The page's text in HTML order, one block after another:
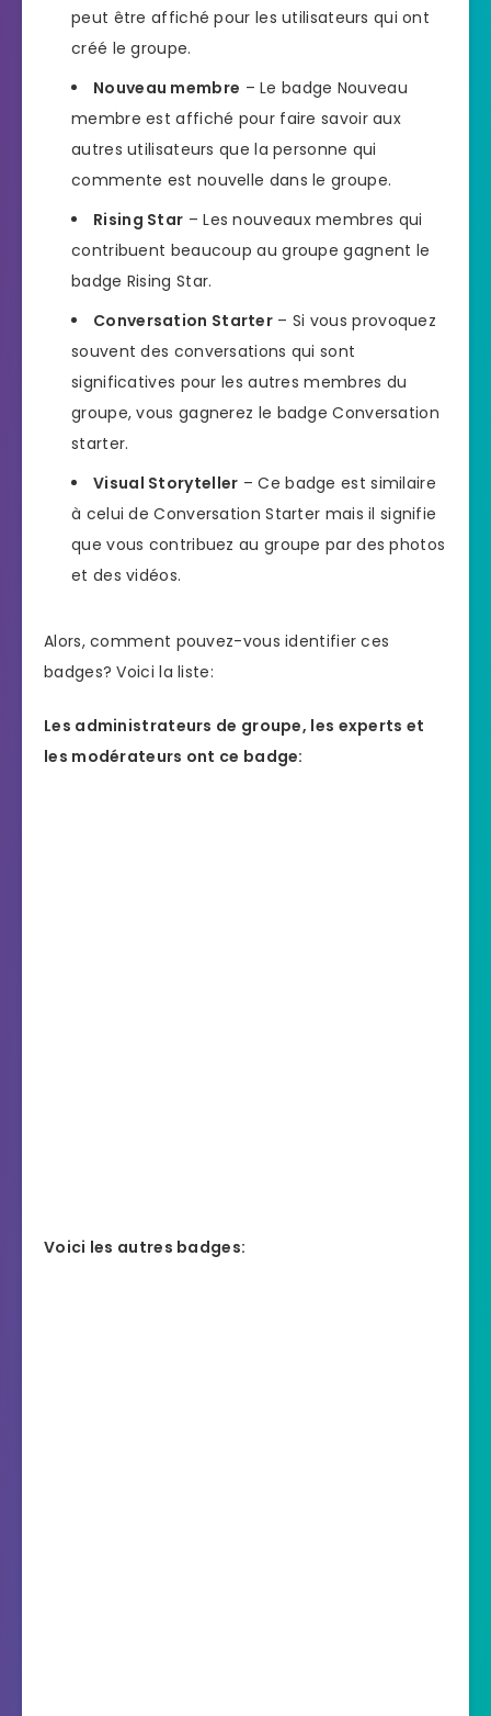
peut être affiché pour les utilisateurs qui ont
créé le groupe.
Nouveau membre – Le badge Nouveau
membre est affiché pour faire savoir aux
autres utilisateurs que la personne qui
commente est nouvelle dans le groupe.
Rising Star – Les nouveaux membres qui
contribuent beaucoup au groupe gagnent le
badge Rising Star.
Conversation Starter – Si vous provoquez
souvent des conversations qui sont
significatives pour les autres membres du
groupe, vous gagnerez le badge Conversation
starter.
Visual Storyteller – Ce badge est similaire
à celui de Conversation Starter mais il signifie
que vous contribuez au groupe par des photos
et des vidéos.
Alors, comment pouvez-vous identifier ces
badges? Voici la liste:
Les administrateurs de groupe, les experts et
les modérateurs ont ce badge:
Voici les autres badges: